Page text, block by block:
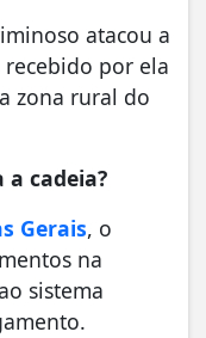
atacou a
por ela
zona rural do
cadeia?
Gerais, o
na
sistema